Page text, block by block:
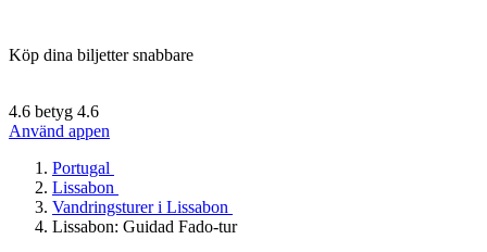
Köp dina biljetter snabbare
4.6 betyg 4.6
Använd appen
Portugal
Lissabon
Vandringsturer i Lissabon
Lissabon: Guidad Fado-tur